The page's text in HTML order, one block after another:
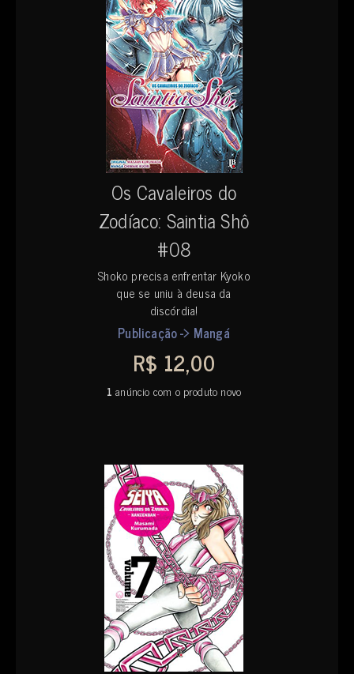
Os Cavaleiros do
Zodíaco: Saintia Shô
#08
Shoko precisa enfrentar Kyoko
que se uniu à deusa da
discórdia!
Publicação -> Mangá
R$ 12,00
1 anúncio com o produto novo